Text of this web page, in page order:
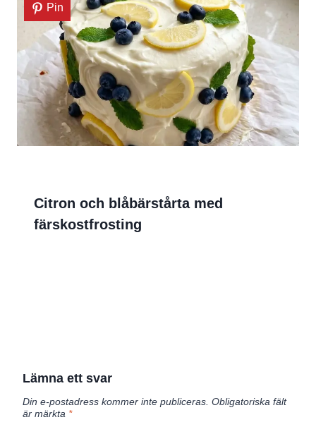
Pin
Citron och blåbärstårta med
färskostfrosting
Lämna ett svar
Din e-postadress kommer inte publiceras. Obligatoriska fält
är märkta *